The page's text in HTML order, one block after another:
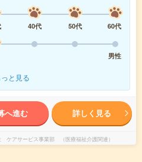
40代 50代
60代
男性
っと見る
へ進む 詳しく見る
ケアサービス事業部 （医療福祉介護関連）